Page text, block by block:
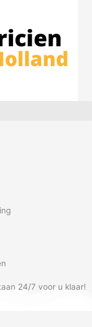
en maak
24/7 voor u klaar!